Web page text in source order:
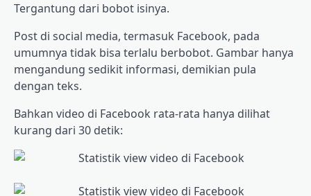
Tergantung dari bobot isinya.
Post di social media, termasuk Facebook, pada
umumnya tidak bisa terlalu berbobot. Gambar hanya
mengandung sedikit informasi, demikian pula
dengan teks.
Bahkan video di Facebook rata-rata hanya dilihat
kurang dari 30 detik: